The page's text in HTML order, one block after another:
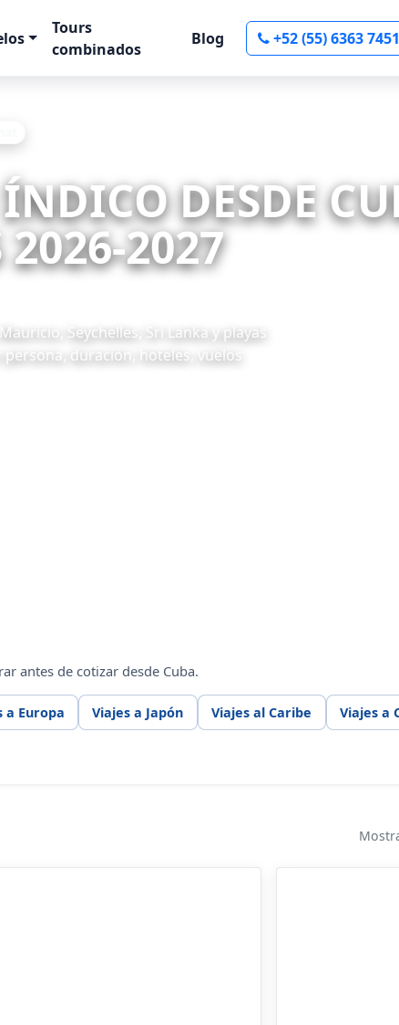
Tours
combinados
Blog +52 (55) 6363 7451
DESDE
2026-2027
Seychelles, Sri Lanka y playas
duración, hoteles, vuelos
antes de cotizar desde Cuba.
a Europa Viajes a Japón Viajes al Caribe Viajes a